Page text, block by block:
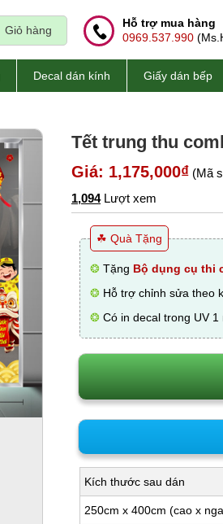
Giỏ hàng
Hỗ trợ mua hàng
0969.537.990
Decal dán kính Giấy dán bếp
Tết trung thu
Giá: 1,175,000₫ (Mã
1,094Lượt xem
☘ Quà Tặng
❂ Tặng Bộ dụng cụ thi
❂ Hỗ trợ chỉnh sửa theo
❂ Có in decal trong UV
Kích thước sau dán
250cm x 400cm (cao x